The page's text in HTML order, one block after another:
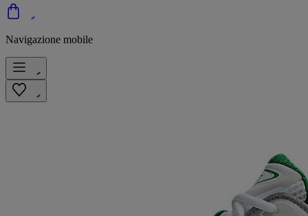
Navigazione mobile